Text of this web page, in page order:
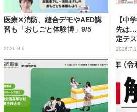
医療✕消防、縫合デモやAED講
習も「おしごと体験博」9/5
2026.8.6
【中
先は…
定テ